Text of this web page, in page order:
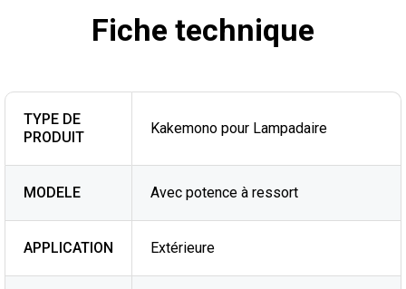
Fiche technique
TYPE DE
PRODUIT
Kakemono pour Lampadaire
MODELE Avec potence à ressort
APPLICATION Extérieure